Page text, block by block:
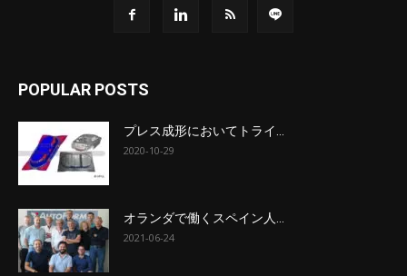
POPULAR POSTS
プレス成形においてトライ...
2020-10-29
オランダで働くスペイン人...
2021-06-24